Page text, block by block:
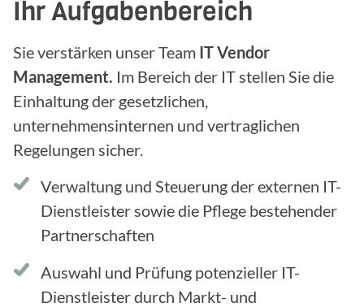
Ihr Aufgabenbereich
Sie verstärken unser Team IT Vendor
Management. Im Bereich der IT stellen Sie die
Einhaltung der gesetzlichen,
unternehmensinternen und vertraglichen
Regelungen sicher.
Verwaltung und Steuerung der externen IT-
Dienstleister sowie die Pflege bestehender
Partnerschaften
Auswahl und Prüfung potenzieller IT-
Dienstleister durch Markt- und